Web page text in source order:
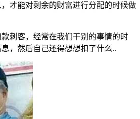
才能对剩余的财富进行分配的时候做
刺客，经常在我们干别的事情的时
，然后自己还得想想扣了什么..